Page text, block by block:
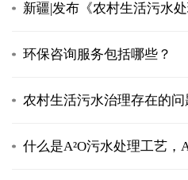
新疆|发布《农村生活污水处理排放
环保咨询服务包括哪些？
农村生活污水治理存在的
什么是A²O污水处理工艺，